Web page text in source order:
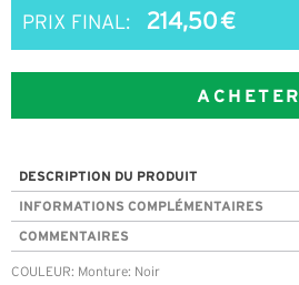
PRIX FINAL: 214,50 €
ACHETER
DESCRIPTION DU PRODUIT
INFORMATIONS COMPLÉMENTAIRES
COMMENTAIRES
COULEUR: Monture: Noir